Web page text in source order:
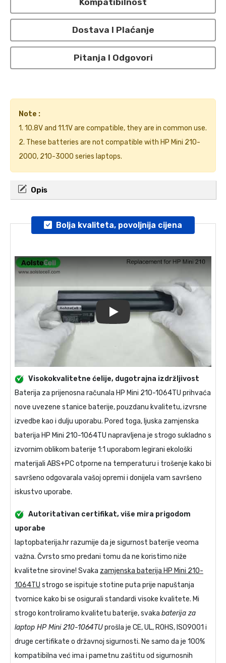
Dostava I Plaćanje
Pitanja I Odgovori
Note :
1. 10.8V and 11.1V are compatible, they are in common use.
2. These batteries are not compatible with HP Mini 210-
2000, 210-3000 series laptops.
Opis
Bolja kvaliteta, povoljnija cijena
Visokokvalitetne ćelije, dugotrajna izdržljivost
Baterija za prijenosna računala HP Mini 210-1064TU prihvaća
nove uvezene stanice baterije, pouzdanu kvalitetu, izvrsne
izvedbe kao i dulju uporabu. Pored toga, ljuska zamjenska
baterija HP Mini 210-1064TU napravljena je strogo sukladno s
izvornim oblikom baterije 1:1 uporabom legirani ekološki
materijali ABS+PC otporne na temperaturu i trošenje kako bi
savršeno odgovarala vašoj opremi i donijela vam savršeno
iskustvo uporabe.
Autoritativan certifikat, više mira prigodom
uporabe
laptopbaterija.hr razumije da je sigurnost baterije veoma
važna. Čvrsto smo predani tomu da ne koristimo niže
kvalitetne sirovine! Svaka zamjenska baterija HP Mini 210-
1064TU strogo se ispituje stotine puta prije napuštanja
tvornice kako bi se osigurali standardi visoke kvalitete. Mi
strogo kontroliramo kvalitetu baterije, svaka baterija za
laptop HP Mini 210-1064TUprošla je CE, UL, ROHS, ISO9001 i
druge certifikate o državnoj sigurnosti. Ne samo da je 100%
kompatibilna već ima i pametnu zaštitu od sigurnosnih